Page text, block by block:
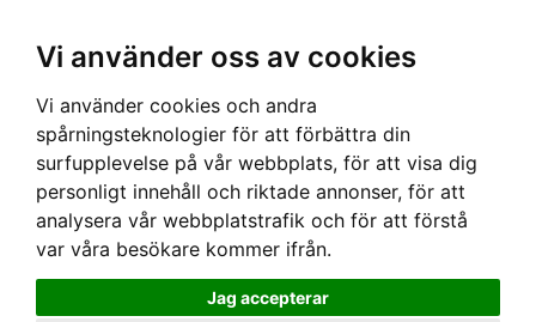
Vi använder oss av cookies
Vi använder cookies och andra
spårningsteknologier för att förbättra din
surfupplevelse på vår webbplats, för att visa dig
personligt innehåll och riktade annonser, för att
analysera vår webbplatstrafik och för att förstå
var våra besökare kommer ifrån.
Jag accepterar
Hem ›ARBETSKLÄDER› KILT
KILT